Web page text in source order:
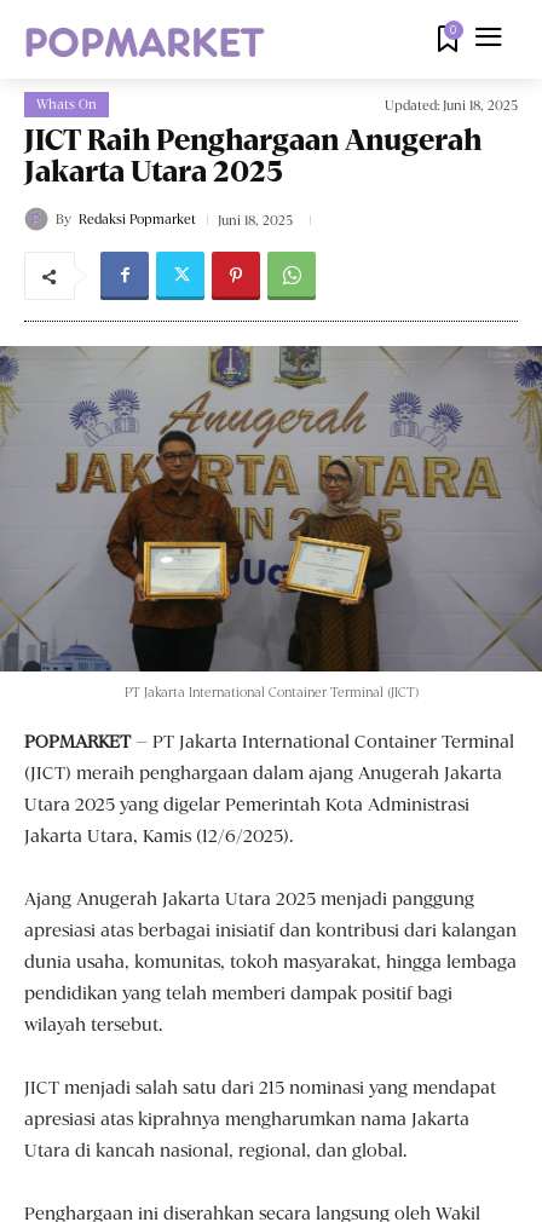
0
Whats On Updated: Juni 18, 2025
JICT Raih Penghargaan Anugerah
Jakarta Utara 2025
By Redaksi Popmarket Juni 18, 2025
PT Jakarta International Container Terminal (JICT)
POPMARKET– PT Jakarta International Container Terminal
(JICT) meraih penghargaan dalam ajang Anugerah Jakarta
Utara 2025 yang digelar Pemerintah Kota Administrasi
Jakarta Utara, Kamis (12/6/2025).
Ajang Anugerah Jakarta Utara 2025 menjadi panggung
apresiasi atas berbagai inisiatif dan kontribusi dari kalangan
dunia usaha, komunitas, tokoh masyarakat, hingga lembaga
pendidikan yang telah memberi dampak positif bagi
wilayah tersebut.
JICT menjadi salah satu dari 215 nominasi yang mendapat
apresiasi atas kiprahnya mengharumkan nama Jakarta
Utara di kancah nasional, regional, dan global.
Penghargaan ini diserahkan secara langsung oleh Wakil